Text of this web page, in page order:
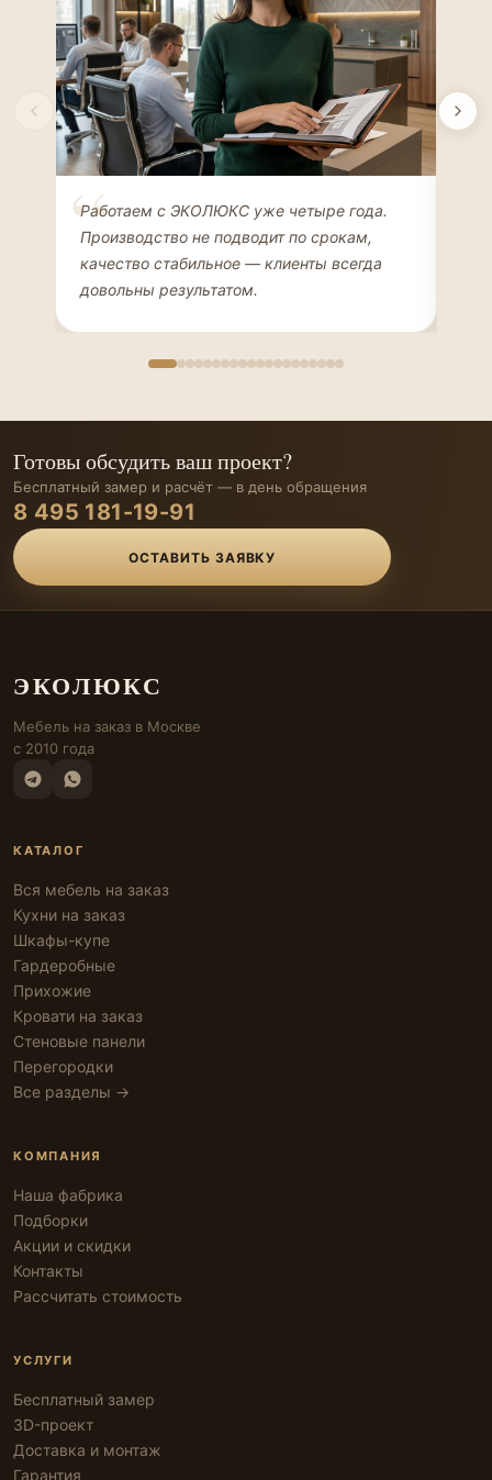
Елена Соколова
ДИЗАЙНЕР ИНТЕРЬЕРОВ
Работаем с ЭКОЛЮКС уже четыре года.
Производство не подводит по срокам,
качество стабильное — клиенты всегда
довольны результатом.
Готовы обсудить ваш проект?
Бесплатный замер и расчёт — в день обращения
8 495 181-19-91
ОСТАВИТЬ ЗАЯВКУ
ЭКОЛЮКС
Мебель на заказ в Москве
с 2010 года
КАТАЛОГ
Вся мебель на заказ
Кухни на заказ
Шкафы-купе
Гардеробные
Прихожие
Кровати на заказ
Стеновые панели
Перегородки
Все разделы →
КОМПАНИЯ
Наша фабрика
Подборки
Акции и скидки
Контакты
Рассчитать стоимость
УСЛУГИ
Бесплатный замер
3D-проект
Доставка и монтаж
Гарантия